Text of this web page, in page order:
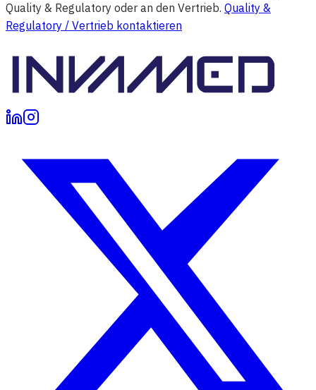
Quality & Regulatory oder an den Vertrieb. Quality &
Regulatory / Vertrieb kontaktieren